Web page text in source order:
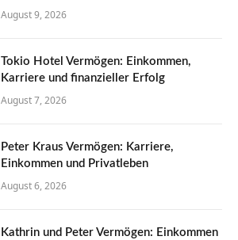
August 9, 2026
Tokio Hotel Vermögen: Einkommen,
Karriere und finanzieller Erfolg
August 7, 2026
Peter Kraus Vermögen: Karriere,
Einkommen und Privatleben
August 6, 2026
Kathrin und Peter Vermögen: Einkommen